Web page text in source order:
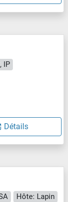
IP
Détails
Hôte: Lapin